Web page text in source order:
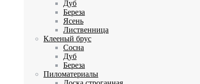
Дуб
Береза
Ясень
Лиственница
Клееный брус
Сосна
Дуб
Береза
Пиломатериалы